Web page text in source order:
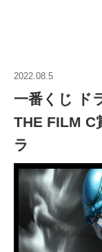
2022.08.5
一番くじ ド
THE FILM C
ラ